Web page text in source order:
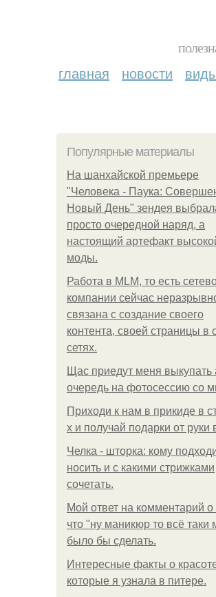
главная новости
Популярные материалы
На шанхайской премьере
"Человека - Паука:
Новый День" зендея
просто очередной наряд, а
настоящий артефакт
моды.
Работа в MLM, то есть
компании сейчас
связана с создание своего
контента, своей страницы в
сетях.
Щас приедут меня выкупать
очередь на фотосессию со
Приходи к нам в прикиде в
х и получай подарки от руки
Челка - шторка: кому
носить и с какими стрижками
сочетать.
Мой ответ на комментарий о
что "ну маникюр то всё таки
было бы сделать.
Интересные факты о
которые я узнала в питере.